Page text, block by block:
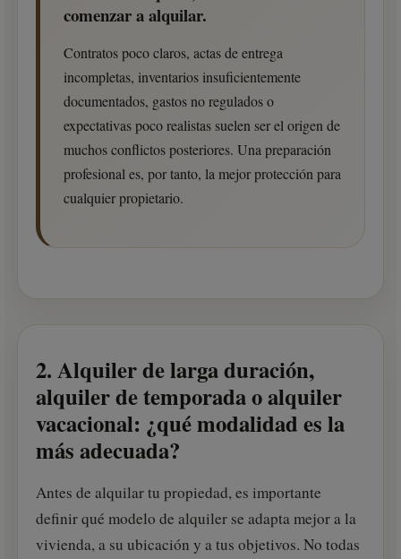
comenzar a alquilar.
Contratos poco claros, actas de entrega
incompletas, inventarios insuficientemente
documentados, gastos no regulados o
expectativas poco realistas suelen ser el origen de
muchos conflictos posteriores. Una preparación
profesional es, por tanto, la mejor protección para
cualquier propietario.
2. Alquiler de larga duración,
alquiler de temporada o alquiler
vacacional: ¿qué modalidad es la
más adecuada?
Antes de alquilar tu propiedad, es importante
definir qué modelo de alquiler se adapta mejor a la
vivienda, a su ubicación y a tus objetivos. No todas